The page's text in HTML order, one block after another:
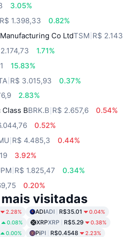
3.05%
R$ 1.398,33
0.82%
Co LtdTSM R$
1.71%
15.83%
R$ 3.015,93
0.37%
2.83%
BBRK.B R$ 2.657,6
0.54%
0.52%
R$ 4.485,3
0.44%
3.92%
R$ 1.825,47
0.34%
0.20%
visitadas
2.28% ADIADI R$35.01 0.04%
0.08% XRPXRP R$5.29 0.38%
0.00% PiPI R$0.4548 2.23%